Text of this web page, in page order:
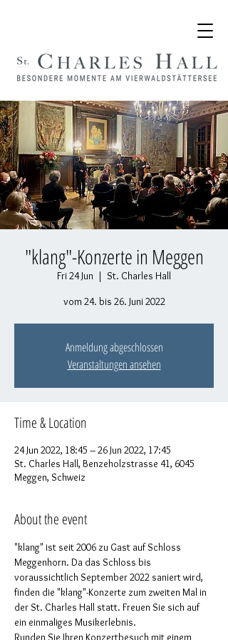
"klang"-Konzerte in Meggen
Fri 24 Jun
  |
St. Charles Hall
vom 24. bis 26. Juni 2022
Anmeldung abgeschlossen
Veranstaltungen ansehen
Time & Location
24 Jun 2022, 18:45 – 26 Jun 2022, 17:45
St. Charles Hall, Benzeholzstrasse 41, 6045
Meggen, Schweiz
About the event
"klang" ist seit 2006 zu Gast auf Schloss
Meggenhorn. Da das Schloss bis
voraussichtlich September 2022 saniert wird,
finden die "klang"-Konzerte zum zweiten Mal in
der St. Charles Hall statt. Freuen Sie sich auf
ein einmaliges Musikerlebnis.
Runden Sie Ihren Konzertbesuch mit einem